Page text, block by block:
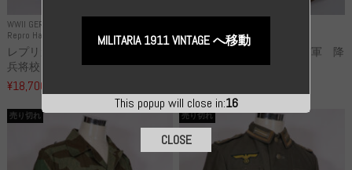
WWII GERMANY
Repro Hat and Cap SS and WSS
レプリカ 武装親衛隊 WSS 歩
兵将校 クラッシュキャップ ...
¥18,700
Repro Hat and Cap Luftwaffe
高品質レプリカ ドイツ空軍 降
下猟兵 ヘルメット
売り切れ 売り切れ
This popup will close in:16
MILITARIA 1911 VINTAGE へ移動
CLOSE